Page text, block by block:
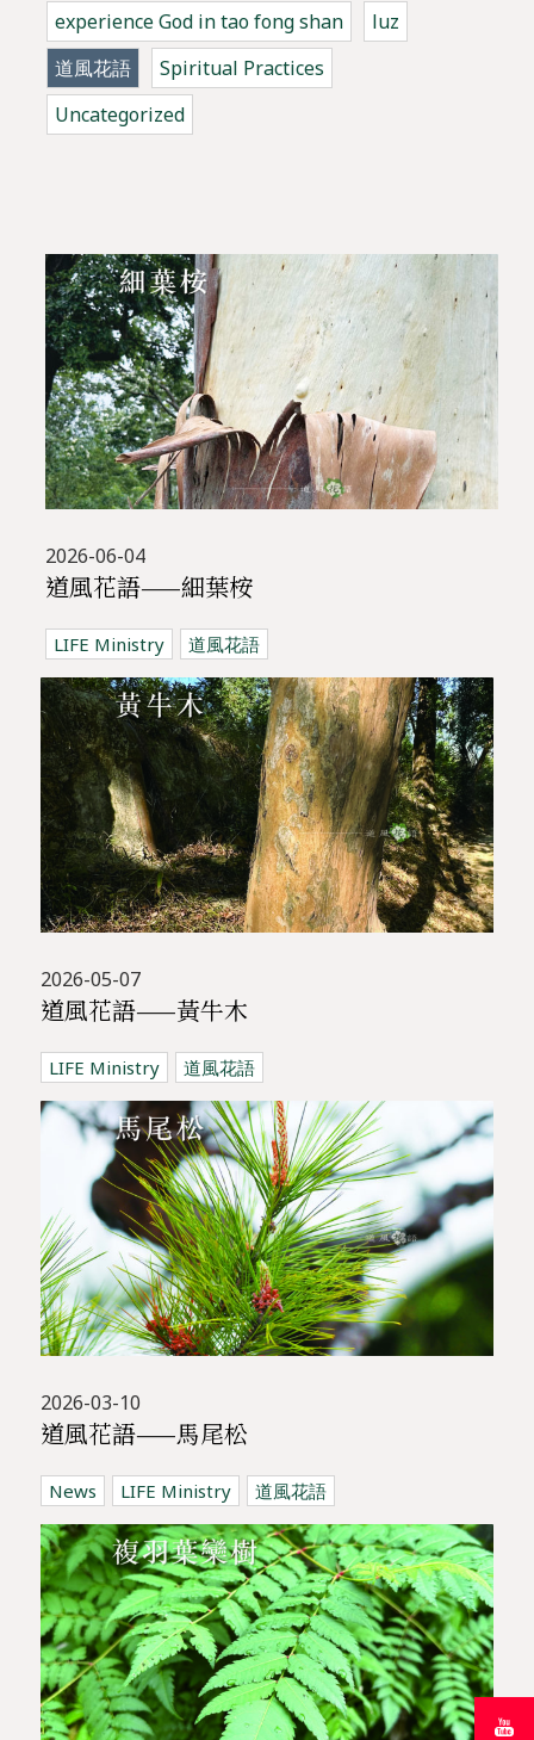
experience God in tao fong shan
luz
道風花語
Spiritual Practices
Uncategorized
2026-06-04
道風花語——細葉桉
LIFE Ministry 道風花語
2026-05-07
道風花語——黃牛木
LIFE Ministry 道風花語
2026-03-10
道風花語——馬尾松
News LIFE Ministry 道風花語